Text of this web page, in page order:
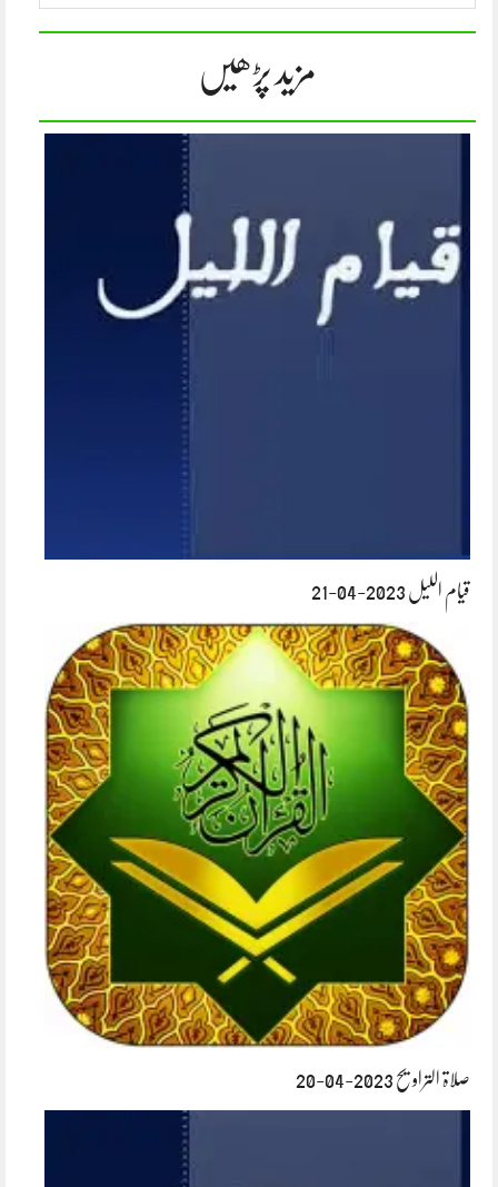
مزید پڑھیں
قیام اللیل 2023-04-21
صلاۃ التراویح 2023-04-20